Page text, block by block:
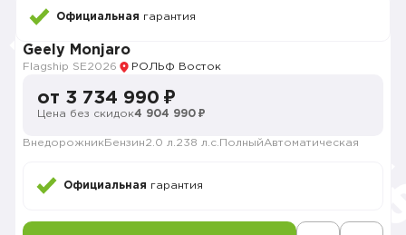
Официальная гарантия
Geely Monjaro
Flagship SE2026 РОЛЬФ Восток
от 3 734 990 ₽
Цена без скидок4 904 990 ₽
Внедорожник Бензин2.0 л. 238 л.с. ПолныйАвтоматическая
Официальная гарантия